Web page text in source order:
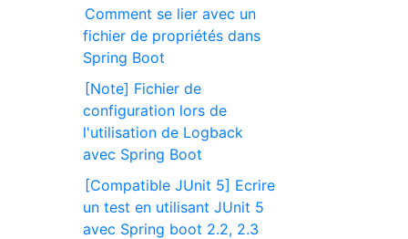
Comment se lier avec un
fichier de propriétés dans
Spring Boot
[Note] Fichier de
configuration lors de
l'utilisation de Logback
avec Spring Boot
[Compatible JUnit 5] Ecrire
un test en utilisant JUnit 5
avec Spring boot 2.2, 2.3